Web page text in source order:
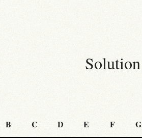
Solution
B C D E F G